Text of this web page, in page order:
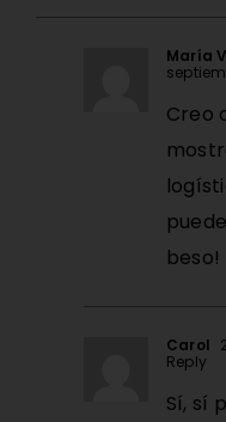
María
Creo
beso!
Carol
Reply
Sí, sí